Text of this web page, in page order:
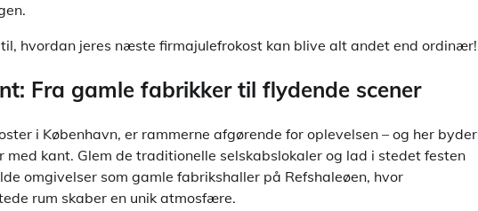
hvordan jeres næste firmajulefrokost kan blive alt andet end ordinær!
Fra gamle fabrikker til flydende scener
i København, er rammerne afgørende for oplevelsen – og her byder
kant. Glem de traditionelle selskabslokaler og lad i stedet festen
omgivelser som gamle fabrikshaller på Refshaleøen, hvor
rum skaber en unik atmosfære.